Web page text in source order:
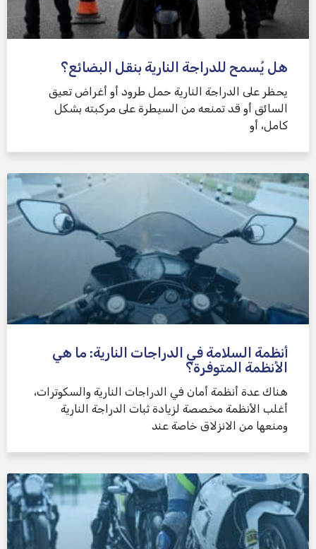
هل يُسمح للدراجة النارية بنقل البضائع؟
يحظر على الدراجة النارية حمل طرود أو أغراض تعيق
السائق أو قد تمنعه من السيطرة على مركبته بشكل
كامل، أو
أنظمة السلامة في الدراجات النارية: ما هي
الأنظمة المتوفرة؟
هناك عدة أنظمة أمان في الدراجات النارية والسكوترات،
أغلب الأنظمة مخصصة لزيادة ثبات الدراجة النارية
ومنعها من الانزلاق خاصة عند